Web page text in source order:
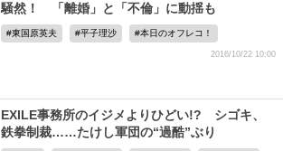
騒然！ 「離婚」と「不倫」に動揺も
東国原英夫 平子理沙 本日のオフレコ！
2016/10/22 10:00
EXILE事務所のイジメよりひどい!? シゴキ、
鉄拳制裁……たけし軍団の“過酷”ぶり